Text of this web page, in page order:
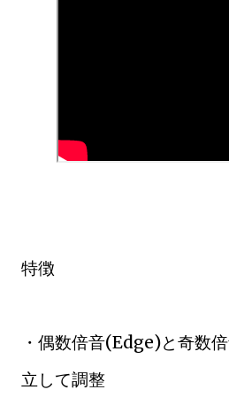
特徴
・偶数倍音(Edge)と奇数
立して調整